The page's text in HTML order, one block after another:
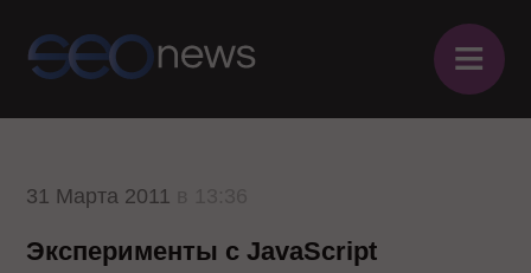
≡
31 Марта 2011
Эксперименты с JavaScript